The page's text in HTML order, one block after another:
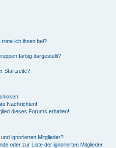
trete ich ihnen bei?
farbig dargestellt?
Startseite?
Nachrichten!
dieses Forums erhalten!
ignorierten Mitglieder?
oder zur Liste der ignorierten Mitglieder